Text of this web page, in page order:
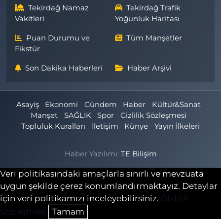
Tekirdağ Namaz
Vakitleri
Tekirdağ Trafik
Yoğunluk Haritası
Puan Durumu ve
Fikstür
Tüm Manşetler
Son Dakika Haberleri Haber Arşivi
Asayiş Ekonomi Gündem Haber
Kültür&Sanat
Manşet
SAĞLIK Spor
Gizlilik Sözleşmesi
Topluluk Kuralları
İletişim Künye Yayın İlkeleri
Haber Yazılımı: TE Bilişim
Veri politikasındaki amaçlarla sınırlı ve mevzuata
uygun şekilde çerez konumlandırmaktayız. Detaylar
için veri politikamızı inceleyebilirsiniz. Gizlilik
Sözleşmesi
Tamam